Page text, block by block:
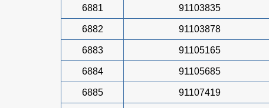
6881 91103835
6882 91103878
6883 91105165
6884 91105685
6885 91107419